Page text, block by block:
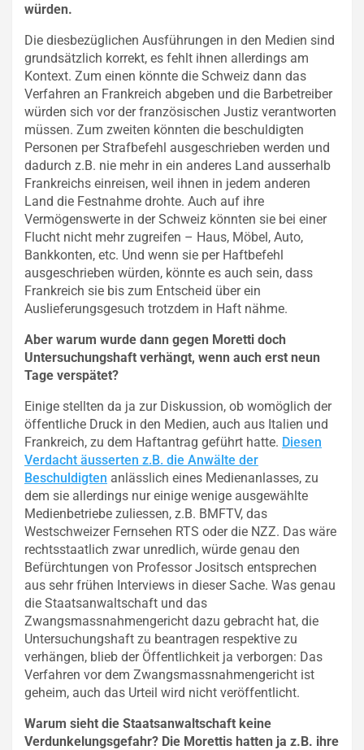
würden.
Die diesbezüglichen Ausführungen in den Medien sind
grundsätzlich korrekt, es fehlt ihnen allerdings am
Kontext. Zum einen könnte die Schweiz dann das
Verfahren an Frankreich abgeben und die Barbetreiber
würden sich vor der französischen Justiz verantworten
müssen. Zum zweiten könnten die beschuldigten
Personen per Strafbefehl ausgeschrieben werden und
dadurch z.B. nie mehr in ein anderes Land ausserhalb
Frankreichs einreisen, weil ihnen in jedem anderen
Land die Festnahme drohte. Auch auf ihre
Vermögenswerte in der Schweiz könnten sie bei einer
Flucht nicht mehr zugreifen – Haus, Möbel, Auto,
Bankkonten, etc. Und wenn sie per Haftbefehl
ausgeschrieben würden, könnte es auch sein, dass
Frankreich sie bis zum Entscheid über ein
Auslieferungsgesuch trotzdem in Haft nähme.
Aber warum wurde dann gegen Moretti doch
Untersuchungshaft verhängt, wenn auch erst neun
Tage verspätet?
Einige stellten da ja zur Diskussion, ob womöglich der
öffentliche Druck in den Medien, auch aus Italien und
Frankreich, zu dem Haftantrag geführt hatte. Diesen
Verdacht äusserten z.B. die Anwälte der
Beschuldigten anlässlich eines Medienanlasses, zu
dem sie allerdings nur einige wenige ausgewählte
Medienbetriebe zuliessen, z.B. BMFTV, das
Westschweizer Fernsehen RTS oder die NZZ. Das wäre
rechtsstaatlich zwar unredlich, würde genau den
Befürchtungen von Professor Jositsch entsprechen
aus sehr frühen Interviews in dieser Sache. Was genau
die Staatsanwaltschaft und das
Zwangsmassnahmengericht dazu gebracht hat, die
Untersuchungshaft zu beantragen respektive zu
verhängen, blieb der Öffentlichkeit ja verborgen: Das
Verfahren vor dem Zwangsmassnahmengericht ist
geheim, auch das Urteil wird nicht veröffentlicht.
Warum sieht die Staatsanwaltschaft keine
Verdunkelungsgefahr? Die Morettis hatten ja z.B. ihre